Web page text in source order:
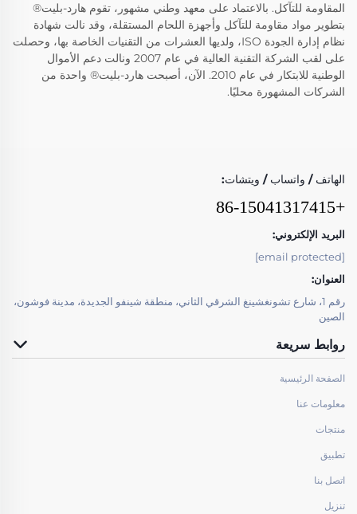
المقاومة للتآكل. بالاعتماد على معهد وطني مشهور، تقوم هارد-بليت®
بتطوير مواد مقاومة للتآكل وأجهزة اللحام المستقلة، وقد نالت شهادة
نظام إدارة الجودة ISO، ولديها العشرات من التقنيات الخاصة بها، وحصلت
على لقب الشركة التقنية العالية في عام 2007 ونالت دعم الأموال
الوطنية للابتكار في عام 2010. الآن، أصبحت هارد-بليت® واحدة من
الشركات المشهورة محليًا.
الهاتف / واتساب / ويتشات:
+86-15041317415
البريد الإلكتروني:
[email protected]
العنوان:
رقم 1، شارع تشونغشينغ الشرقي الثاني، منطقة شينفو الجديدة، مدينة فوشون،
الصين
روابط سريعة
الصفحة الرئيسية
معلومات عنا
منتجات
تطبيق
اتصل بنا
تنزيل